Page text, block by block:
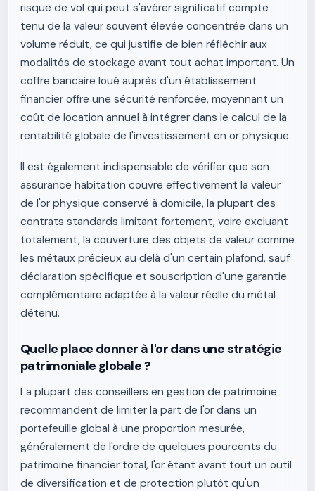
risque de vol qui peut s'avérer significatif compte
tenu de la valeur souvent élevée concentrée dans un
volume réduit, ce qui justifie de bien réfléchir aux
modalités de stockage avant tout achat important. Un
coffre bancaire loué auprès d'un établissement
financier offre une sécurité renforcée, moyennant un
coût de location annuel à intégrer dans le calcul de la
rentabilité globale de l'investissement en or physique.
Il est également indispensable de vérifier que son
assurance habitation couvre effectivement la valeur
de l'or physique conservé à domicile, la plupart des
contrats standards limitant fortement, voire excluant
totalement, la couverture des objets de valeur comme
les métaux précieux au delà d'un certain plafond, sauf
déclaration spécifique et souscription d'une garantie
complémentaire adaptée à la valeur réelle du métal
détenu.
Quelle place donner à l'or dans une stratégie
patrimoniale globale ?
La plupart des conseillers en gestion de patrimoine
recommandent de limiter la part de l'or dans un
portefeuille global à une proportion mesurée,
généralement de l'ordre de quelques pourcents du
patrimoine financier total, l'or étant avant tout un outil
de diversification et de protection plutôt qu'un